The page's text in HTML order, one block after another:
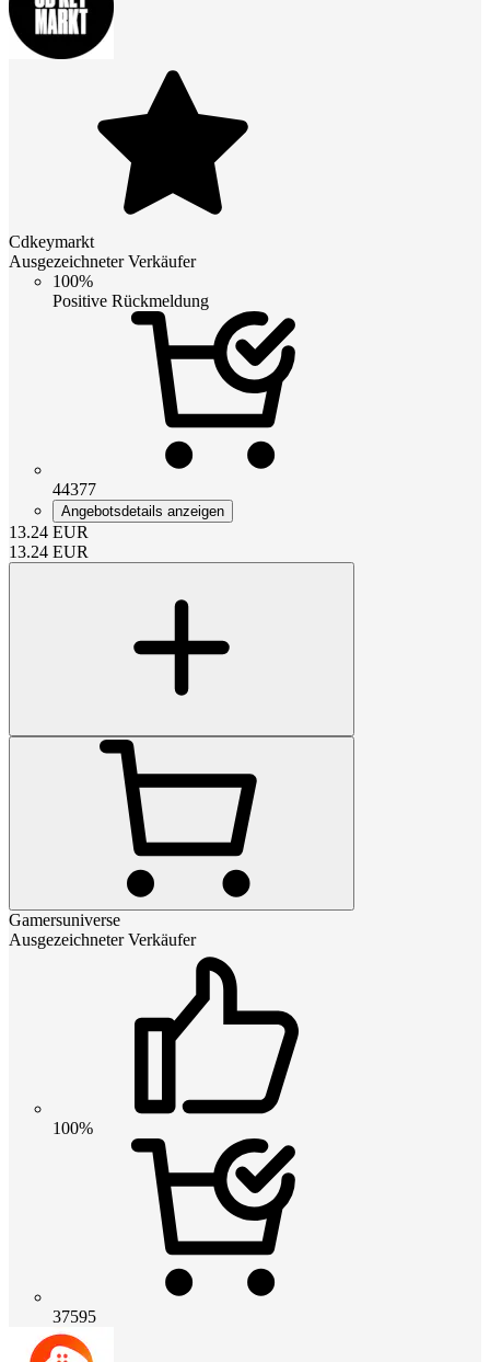
Cdkeymarkt
Ausgezeichneter Verkäufer
100%
Positive Rückmeldung
44377
Angebotsdetails anzeigen
13.24 EUR
13.24 EUR
Gamersuniverse
Ausgezeichneter Verkäufer
100%
37595